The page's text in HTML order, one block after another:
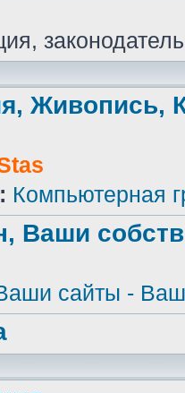
Живопись,
Компьютерная
Ваши
сайты -